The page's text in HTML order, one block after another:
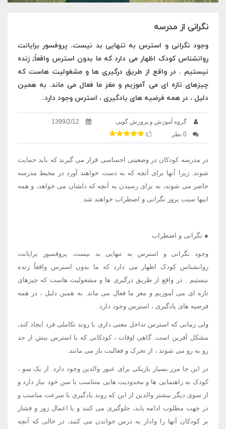
نگرانی از مدرسه
وجود نگرانی و استرس به تنهایی بد نیست. پروفسور برایانت
روانشناس کودک اظهار می دارد که ما بدون استرس واقعاً; زنده
نیستیم . در واقع از طریق درگیری ها و مشغولیت هاست که
چیزهای تازه ای می آموزیم و مغز ما فعال می ماند. به همین
دلیل ، در همه فرضیه های یادگیری ، استرس وجود دارد.
گروه آموزش و پرورش گوپی
1399/2/12
0 نظر
در مدرسه کودکان در وضعیتی احساسی قرار می گیرند که باید حمایت
شوند. زیرا آنها برای آنچه که به دست خواهند آورد در محیط مدرسه
حاضر می شوند، نه برای رسیدن به آنچه که دلشان می خواهد، و همه
اینها سبب بروز نگرانی و اضطراب خواهند شد.
● نگرانی و اضطراب
وجود نگرانی و استرس به تنهایی بد نیست. پروفسور برایانت
روانشناس کودک اظهار می دارد که ما بدون استرس واقعاً زنده
نیستیم . در واقع از طریق درگیری ها و مشغولیت هاست که چیزهای
تازه ای می آموزیم و مغز ما فعال می ماند. به همین دلیل ، در همه
فرضیه های یادگیری ، استرس وجود دارد.
ولی زمانی که استرس تداخل معنی داری با روند تکاملی فرد ایجاد کند،
مشکل آفرین است. گاهی اوقات ، کودکانی که با استرس بیش از حد
رو به رو می شوند ، از تحرک و فعالیت باز می مانند.
در این جا مرز بسیار باریکی برای عبور والدین وجود دارد. از یک سو ،
کودک به راهنمایی ها و محدودیت هایی متناسب با سن خود نیاز دارد و
از سوی دیگر بیشتر والدین از این که روند یادگیری با سرعت مناسب و
در جهت مطلوب ادامه یابد، جلوگیری می کنند و با اعمال زور و فشار
بر کودکان آنها را وادار به درس خواندن می کنند، در حالی که آنچه